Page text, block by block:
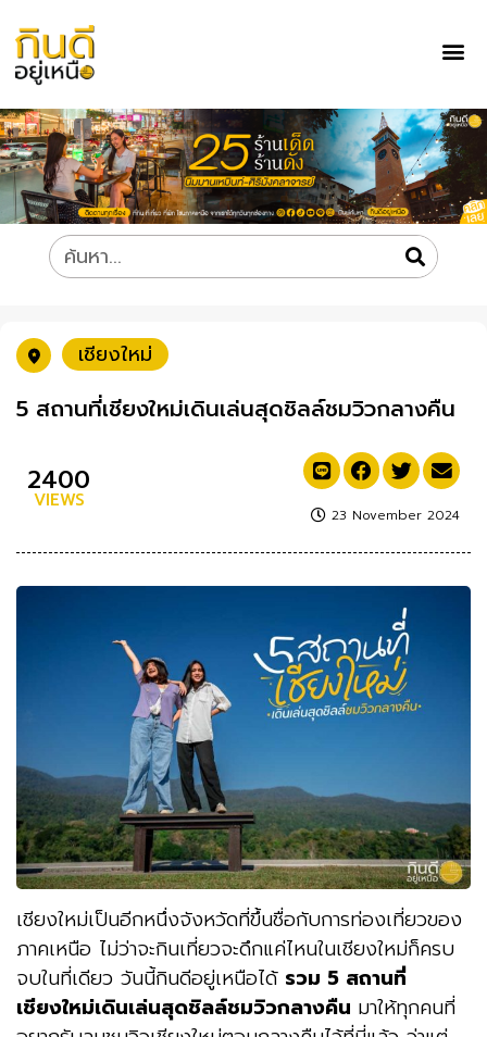
เชียงใหม่
5 สถานที่เชียงใหม่เดินเล่นสุดชิลล์ชมวิวกลางคืน
2400
VIEWS
23 November 2024
เชียงใหม่เป็นอีกหนึ่งจังหวัดที่ขึ้นชื่อกับการท่องเที่ยวของ
ภาคเหนือ ไม่ว่าจะกินเที่ยวจะดึกแค่ไหนในเชียงใหม่ก็ครบ
จบในที่เดียว วันนี้กินดีอยู่เหนือได้ รวม 5 สถานที่
เชียงใหม่เดินเล่นสุดชิลล์ชมวิวกลางคืน มาให้ทุกคนที่